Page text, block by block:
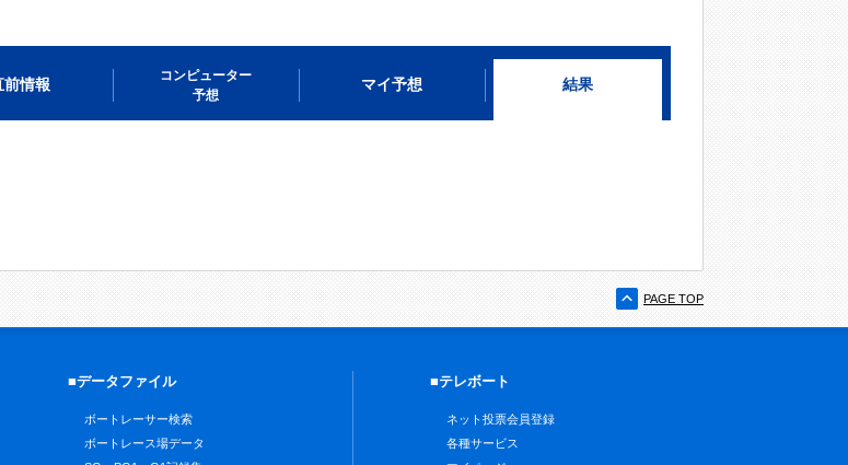
前情報
コンピューター
予想
マイ予想 結果
PAGE TOP
■データファイル
ボートレーサー検索
ボートレース場データ
■テレボート
ネット投票会員登録
各種サービス